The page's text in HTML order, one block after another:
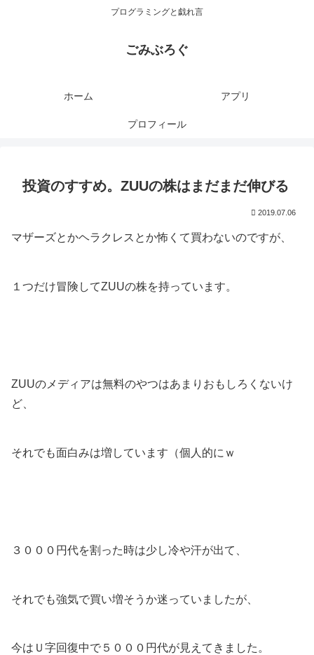
プログラミングと戯れ言
ごみぶろぐ
ホーム アプリ
プロフィール
投資のすすめ。ZUUの株はまだまだ伸びる
2019.07.06
マザーズとかヘラクレスとか怖くて買わないのですが、
１つだけ冒険してZUUの株を持っています。
ZUUのメディアは無料のやつはあまりおもしろくないけ
ど、
それでも面白みは増しています（個人的にｗ
３０００円代を割った時は少し冷や汗が出て、
それでも強気で買い増そうか迷っていましたが、
今はＵ字回復中で５０００円代が見えてきました。